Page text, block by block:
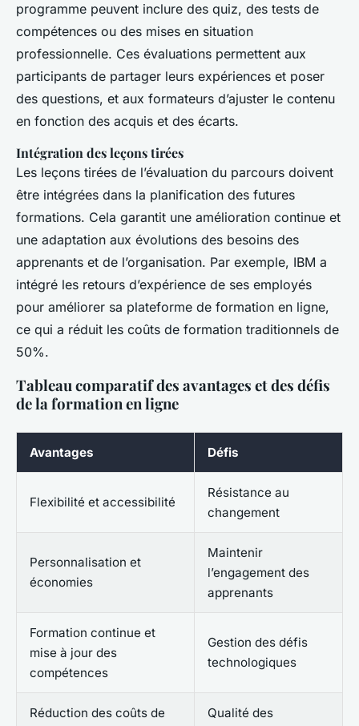
programme peuvent inclure des quiz, des tests de
compétences ou des mises en situation
professionnelle. Ces évaluations permettent aux
participants de partager leurs expériences et poser
des questions, et aux formateurs d’ajuster le contenu
en fonction des acquis et des écarts.
Intégration des leçons tirées
Les leçons tirées de l’évaluation du parcours doivent
être intégrées dans la planification des futures
formations. Cela garantit une amélioration continue et
une adaptation aux évolutions des besoins des
apprenants et de l’organisation. Par exemple, IBM a
intégré les retours d’expérience de ses employés
pour améliorer sa plateforme de formation en ligne,
ce qui a réduit les coûts de formation traditionnels de
50%.
Tableau comparatif des avantages et des défis
de la formation en ligne
Avantages Défis
Flexibilité et accessibilité
Résistance au
changement
Personnalisation et
économies
Maintenir
l’engagement des
apprenants
Formation continue et
mise à jour des
compétences
Gestion des défis
technologiques
Réduction des coûts de
Qualité des